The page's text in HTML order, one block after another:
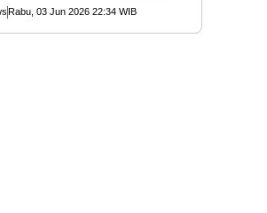
Rabu, 03 Jun 2026 22:34 WIB